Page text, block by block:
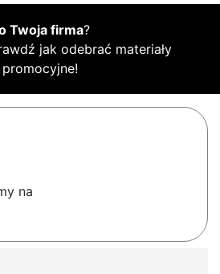
Twoja firma?
jak odebrać materiały
promocyjne!
na